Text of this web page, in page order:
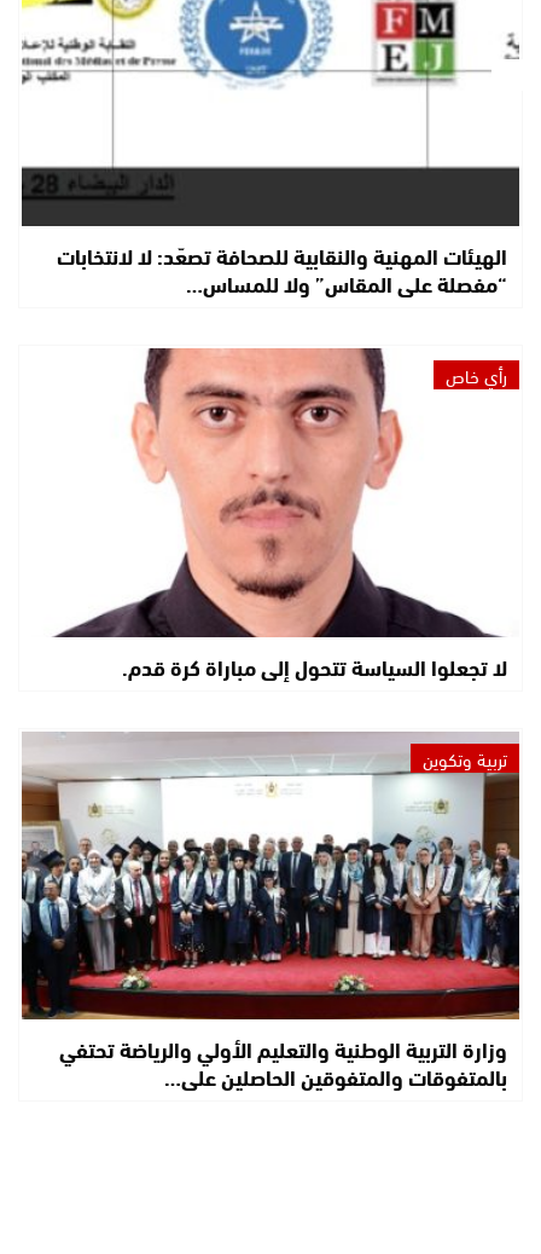
الهيئات المهنية والنقابية للصحافة تصعّد: لا لانتخابات
“مفصلة على المقاس” ولا للمساس…
رأي خاص
لا تجعلوا السياسة تتحول إلى مباراة كرة قدم.
تربية وتكوين
وزارة التربية الوطنية والتعليم الأولي والرياضة تحتفي
بالمتفوقات والمتفوقين الحاصلين على…